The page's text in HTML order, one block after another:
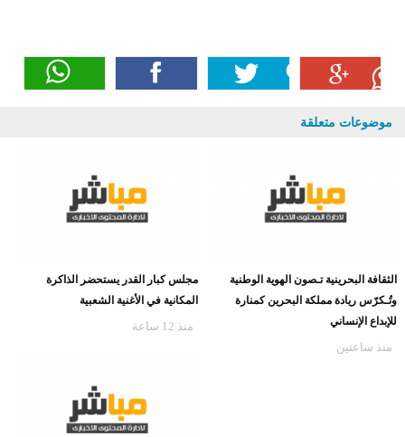
موضوعات متعلقة
الثقافة البحرينية تـصون الهوية الوطنية
وتُـكرّس ريادة مملكة البحرين كمنارة
للإبداع الإنساني
منذ ساعتين
مجلس كبار القدر يستحضر الذاكرة
المكانية في الأغنية الشعبية
منذ 12 ساعة